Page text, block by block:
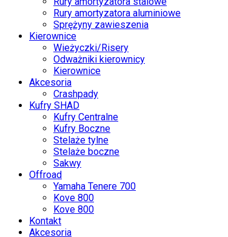
Rury amortyzatora aluminiowe
Sprężyny zawieszenia
Kierownice
Wieżyczki/Risery
Odważniki kierownicy
Kierownice
Akcesoria
Crashpady
Kufry SHAD
Kufry Centralne
Kufry Boczne
Stelaże tylne
Stelaże boczne
Sakwy
Offroad
Yamaha Tenere 700
Kove 800
Kove 800
Kontakt
Akcesoria